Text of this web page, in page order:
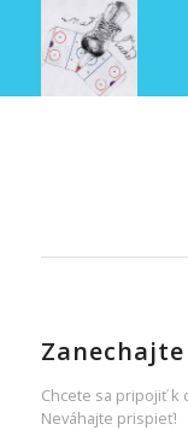
Chcete sa pripojiť k
Neváhajte prispieť!